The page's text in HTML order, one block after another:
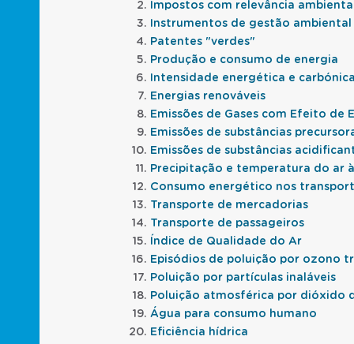
Impostos com relevância
Instrumentos de gestão ambiental
Patentes "verdes"
Produção e consumo de energia
Intensidade energética e
Energias renováveis
Emissões de Gases com Efeito de
Emissões de substâncias
Emissões de substâncias
Precipitação e temperatura do ar
Consumo energético nos
Transporte de mercadorias
Transporte de passageiros
Índice de Qualidade do Ar
Episódios de poluição por ozono
Poluição por partículas inaláveis
Poluição atmosférica por dióxido
Água para consumo humano
Eficiência hídrica